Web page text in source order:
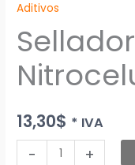
Aditivos
Sellador
13,30$ * IVA
-
cantidad
+